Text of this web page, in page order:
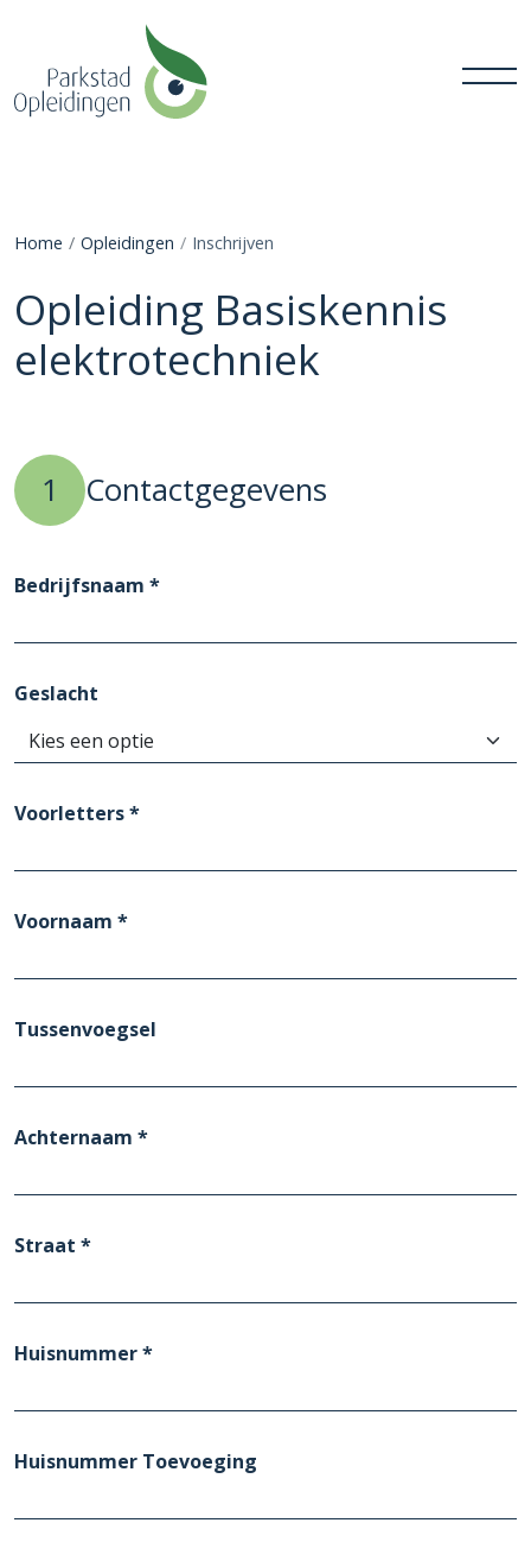
Home Opleidingen Inschrijven
Opleiding Basiskennis
elektrotechniek
1 Contactgegevens
Bedrijfsnaam *
Geslacht
Voorletters *
Voornaam *
Tussenvoegsel
Achternaam *
Straat *
Huisnummer *
Huisnummer Toevoeging